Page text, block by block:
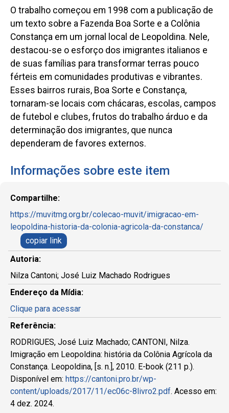
O trabalho começou em 1998 com a publicação de
um texto sobre a Fazenda Boa Sorte e a Colônia
Constança em um jornal local de Leopoldina. Nele,
destacou-se o esforço dos imigrantes italianos e
de suas famílias para transformar terras pouco
férteis em comunidades produtivas e vibrantes.
Esses bairros rurais, Boa Sorte e Constança,
tornaram-se locais com chácaras, escolas, campos
de futebol e clubes, frutos do trabalho árduo e da
determinação dos imigrantes, que nunca
dependeram de favores externos.
Informações sobre este item
Compartilhe:
https://muvitmg.org.br/colecao-muvit/imigracao-em-
leopoldina-historia-da-colonia-agricola-da-constanca/
copiar link
Autoria:
Nilza Cantoni; José Luiz Machado Rodrigues
Endereço da Mídia:
Clique para acessar
Referência:
RODRIGUES, José Luiz Machado; CANTONI, Nilza.
Imigração em Leopoldina: história da Colônia Agrícola da
Constança. Leopoldina, [s. n.], 2010. E-book (211 p.).
Disponível em: https://cantoni.pro.br/wp-
content/uploads/2017/11/ec06c-8livro2.pdf. Acesso em:
4 dez. 2024.